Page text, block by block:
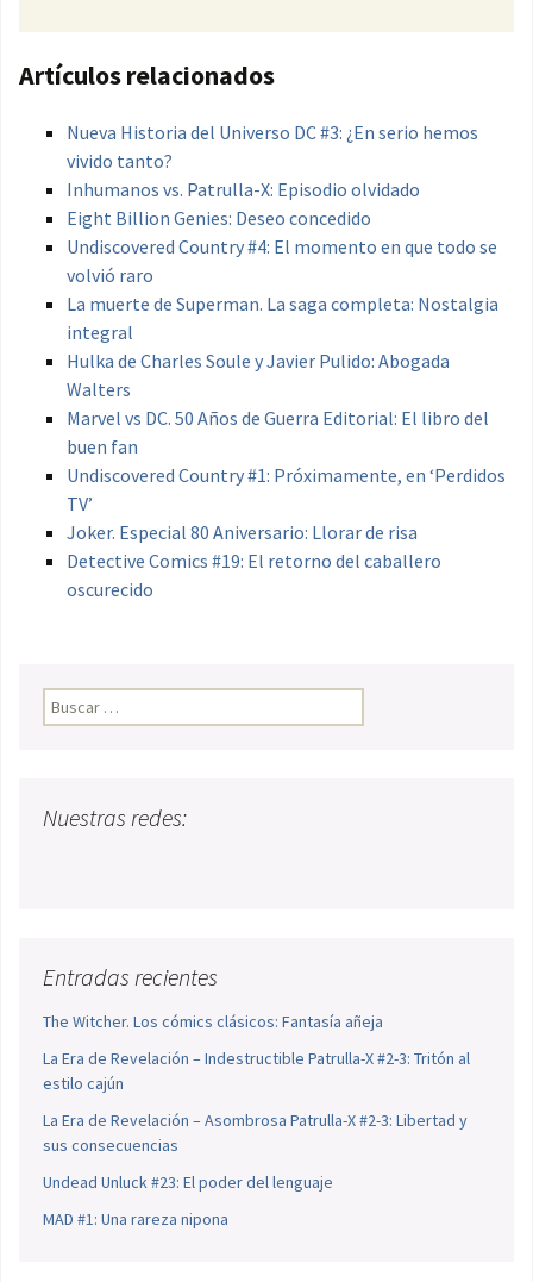
Artículos relacionados
Nueva Historia del Universo DC #3: ¿En serio hemos
vivido tanto?
Inhumanos vs. Patrulla-X: Episodio olvidado
Eight Billion Genies: Deseo concedido
Undiscovered Country #4: El momento en que todo se
volvió raro
La muerte de Superman. La saga completa: Nostalgia
integral
Hulka de Charles Soule y Javier Pulido: Abogada
Walters
Marvel vs DC. 50 Años de Guerra Editorial: El libro del
buen fan
Undiscovered Country #1: Próximamente, en ‘Perdidos
TV’
Joker. Especial 80 Aniversario: Llorar de risa
Detective Comics #19: El retorno del caballero
oscurecido
Buscar:
Nuestras redes:
Entradas recientes
The Witcher. Los cómics clásicos: Fantasía añeja
La Era de Revelación – Indestructible Patrulla-X #2-3: Tritón al
estilo cajún
La Era de Revelación – Asombrosa Patrulla-X #2-3: Libertad y
sus consecuencias
Undead Unluck #23: El poder del lenguaje
MAD #1: Una rareza nipona